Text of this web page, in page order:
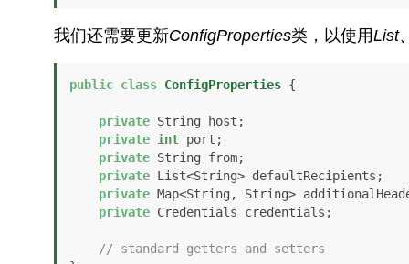
我们还需要更新ConfigProperties类，以使用List
public class ConfigProperties {
private String host;
private int port;
private String from;
private List<String> defaultRecipients;
private Map<String, String>
private Credentials credentials;
// standard getters and setters